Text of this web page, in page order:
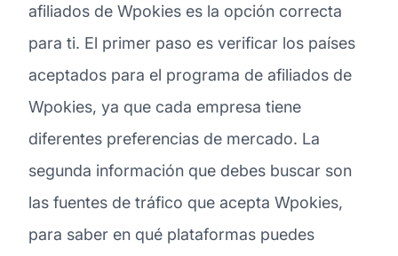
afiliados de Wpokies es la opción correcta
para ti. El primer paso es verificar los países
aceptados para el programa de afiliados de
Wpokies, ya que cada empresa tiene
diferentes preferencias de mercado. La
segunda información que debes buscar son
las fuentes de tráfico que acepta Wpokies,
para saber en qué plataformas puedes